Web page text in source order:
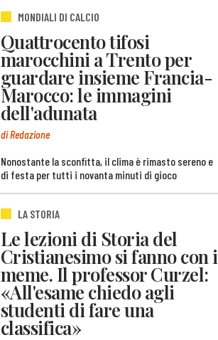
MONDIALI DI CALCIO
Quattrocento tifosi
marocchini a Trento per
guardare insieme Francia-
Marocco: le immagini
dell'adunata
di Redazione
Nonostante la sconfitta, il clima è rimasto sereno e
di festa per tutti i novanta minuti di gioco
LA STORIA
Le lezioni di Storia del
Cristianesimo si fanno con i
meme. Il professor Curzel:
«All'esame chiedo agli
studenti di fare una
classifica»